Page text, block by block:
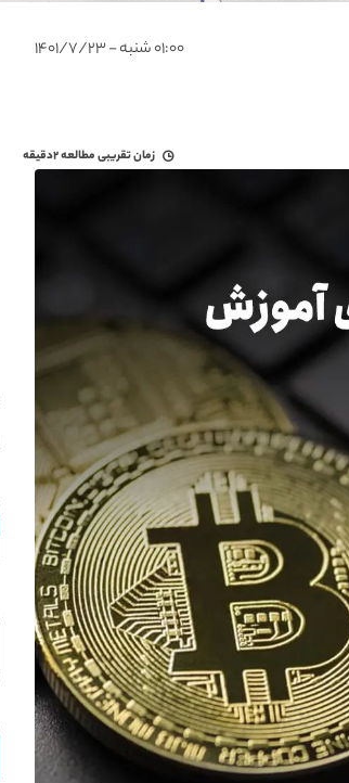
۰۱:۰۰ شنبه - ۱۴۰۱/۷/۲۳
زمان تقریبی مطالعه۲دقیقه